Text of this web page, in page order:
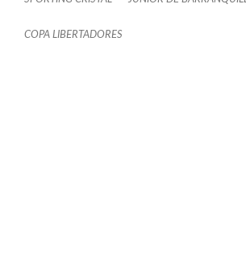
COPA LIBERTADORES